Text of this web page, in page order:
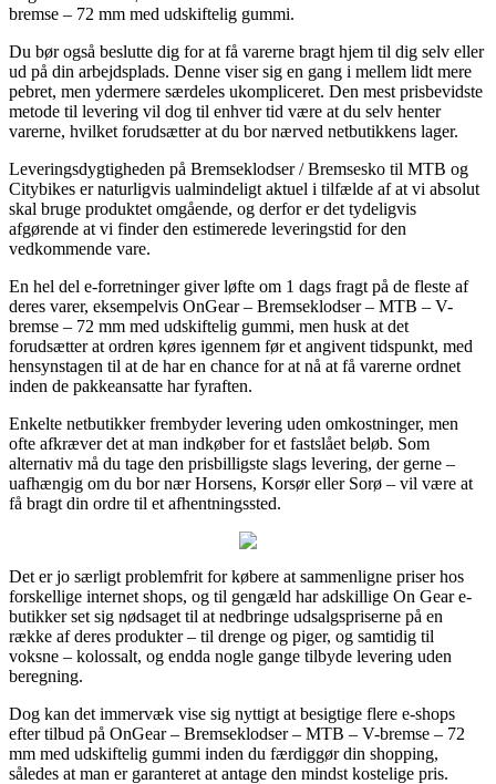
bremse – 72 mm med udskiftelig gummi.
Du bør også beslutte dig for at få varerne bragt hjem til dig selv eller
ud på din arbejdsplads. Denne viser sig en gang i mellem lidt mere
pebret, men ydermere særdeles ukompliceret. Den mest prisbevidste
metode til levering vil dog til enhver tid være at du selv henter
varerne, hvilket forudsætter at du bor nærved netbutikkens lager.
Leveringsdygtigheden på Bremseklodser / Bremsesko til MTB og
Citybikes er naturligvis ualmindeligt aktuel i tilfælde af at vi absolut
skal bruge produktet omgående, og derfor er det tydeligvis
afgørende at vi finder den estimerede leveringstid for den
vedkommende vare.
En hel del e-forretninger giver løfte om 1 dags fragt på de fleste af
deres varer, eksempelvis OnGear – Bremseklodser – MTB – V-
bremse – 72 mm med udskiftelig gummi, men husk at det
forudsætter at ordren køres igennem før et angivent tidspunkt, med
hensynstagen til at de har en chance for at nå at få varerne ordnet
inden de pakkeansatte har fyraften.
Enkelte netbutikker frembyder levering uden omkostninger, men
ofte afkræver det at man indkøber for et fastslået beløb. Som
alternativ må du tage den prisbilligste slags levering, der gerne –
uafhængig om du bor nær Horsens, Korsør eller Sorø – vil være at
få bragt din ordre til et afhentningssted.
Det er jo særligt problemfrit for købere at sammenligne priser hos
forskellige internet shops, og til gengæld har adskillige On Gear e-
butikker set sig nødsaget til at nedbringe udsalgspriserne på en
række af deres produkter – til drenge og piger, og samtidig til
voksne – kolossalt, og endda nogle gange tilbyde levering uden
beregning.
Dog kan det immervæk vise sig nyttigt at besigtige flere e-shops
efter tilbud på OnGear – Bremseklodser – MTB – V-bremse – 72
mm med udskiftelig gummi inden du færdiggør din shopping,
således at man er garanteret at antage den mindst kostelige pris.